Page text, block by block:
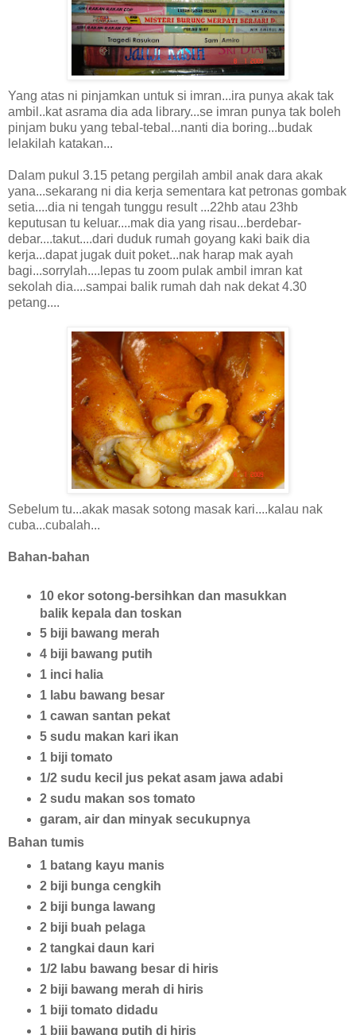
Yang atas ni pinjamkan untuk si imran...ira punya akak tak
ambil..kat asrama dia ada library...se imran punya tak boleh
pinjam buku yang tebal-tebal...nanti dia boring...budak
lelakilah katakan...
Dalam pukul 3.15 petang pergilah ambil anak dara akak
yana...sekarang ni dia kerja sementara kat petronas gombak
setia....dia ni tengah tunggu result ...22hb atau 23hb
keputusan tu keluar....mak dia yang risau...berdebar-
debar....takut....dari duduk rumah goyang kaki baik dia
kerja...dapat jugak duit poket...nak harap mak ayah
bagi...sorrylah....lepas tu zoom pulak ambil imran kat
sekolah dia....sampai balik rumah dah nak dekat 4.30
petang....
Sebelum tu...akak masak sotong masak kari....kalau nak
cuba...cubalah...
Bahan-bahan
10 ekor sotong-bersihkan dan masukkan
balik kepala dan toskan
5 biji bawang merah
4 biji bawang putih
1 inci halia
1 labu bawang besar
1 cawan santan pekat
5 sudu makan kari ikan
1 biji tomato
1/2 sudu kecil jus pekat asam jawa adabi
2 sudu makan sos tomato
garam, air dan minyak secukupnya
Bahan tumis
1 batang kayu manis
2 biji bunga cengkih
2 biji bunga lawang
2 biji buah pelaga
2 tangkai daun kari
1/2 labu bawang besar di hiris
2 biji bawang merah di hiris
1 biji tomato didadu
1 biji bawang putih di hiris